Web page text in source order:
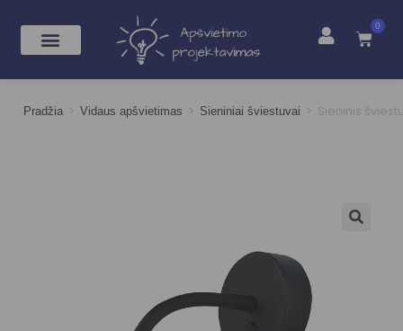
0
Pradžia > Vidaus apšvietimas > Sieniniai šviestuvai > Sieninis